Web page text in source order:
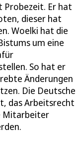
Probezeit. Er hat
dieser hat
Woelki hat die
um eine
So hat er
Änderungen
Die Deutsche
das Arbeitsrecht
Mitarbeiter